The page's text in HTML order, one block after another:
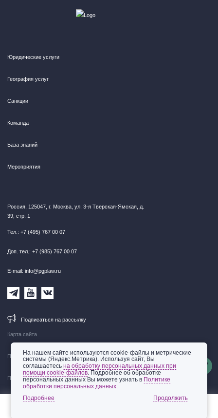
Карта сайта
Правовая информация
Политика обработки персональных данных
Юридические услуги
География услуг
Санкции
Команда
База знаний
Мероприятия
Россия, 125047, г. Москва, ул. 3-я Тверская-Ямская, д.
39, стр. 1
Тел.: +7 (495) 767 00 07
Доп. тел.: +7 (985) 767 00 07
E-mail: info@pgplaw.ru
Подписаться на рассылку
© 2002-2026 ООО «Пепеляев Групп»
На нашем сайте используются cookie-файлы и метрические
системы (Яндекс.Метрика). Используя сайт, Вы
соглашаетесьна обработку персональных данных при
помощи cookie-файлов. Подробнее об обработке
персональных данных Вы можете узнать в Политике
обработки персональных данных.
Подробнее